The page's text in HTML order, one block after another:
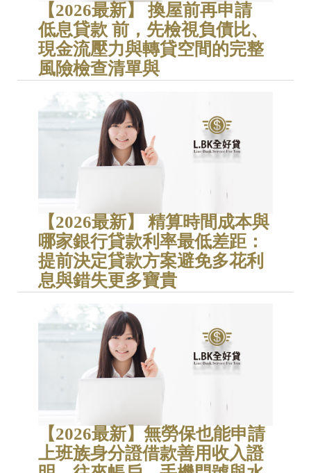
【2026最新】 換屋前再申請
低息貸款 前，先檢視負債比、
現金流壓力與轉貸空間的完整
風險檢查清單與
【2026最新】 精算時間成本與
哪家銀行貸款利率最低差距：
提前決定貸款方案避免多花利
息與錯失更多寶貴
【2026最新】無勞保也能申請
上班族身分證借款善用收入證